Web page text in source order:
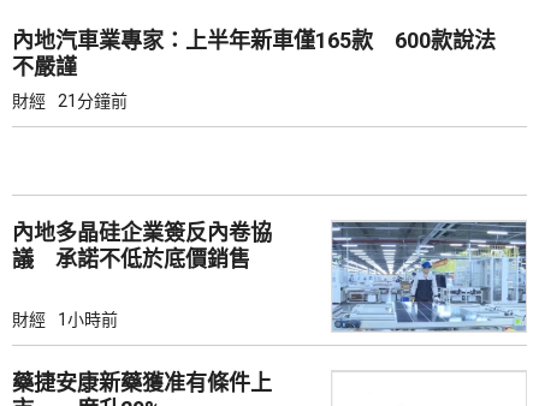
內地汽車業專家：上半年新車僅165款 600款說法
不嚴謹
財經 21分鐘前
內地多晶硅企業簽反內卷協
議 承諾不低於底價銷售
財經 1小時前
藥捷安康新藥獲准有條件上